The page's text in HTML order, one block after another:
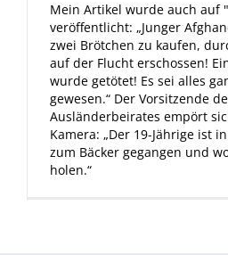
Mein Artikel wurde auch auf
veröffentlicht: „Junger
zwei Brötchen zu kaufen,
auf der Flucht erschossen!
wurde getötet! Es sei alles
gewesen.“ Der Vorsitzende
Ausländerbeirates empört
Kamera: „Der 19-Jährige ist
zum Bäcker gegangen und
holen.“